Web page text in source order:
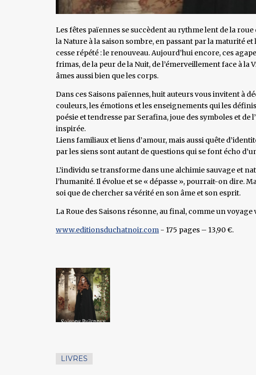
Les fêtes païennes se succèdent au rythme lent de la roue
la Nature à la saison sombre, en passant par la maturité
cesse répété : le renouveau. Aujourd’hui encore, ces
frimas, de la peur de la Nuit, de l’émerveillement face à la
âmes aussi bien que les corps.
Dans ces Saisons païennes, huit auteurs vous invitent à
couleurs, les émotions et les enseignements qui les
poésie et tendresse par Serafina, joue des symboles et de
inspirée.
Liens familiaux et liens d’amour, mais aussi quête
par les siens sont autant de questions qui se font écho
L’individu se transforme dans une alchimie sauvage et
l’humanité. Il évolue et se « dépasse », pourrait-on dire.
soi que de chercher sa vérité en son âme et son esprit.
La Roue des Saisons résonne, au final, comme un voyage
www.editionsduchatnoir.com - 175 pages – 13,90 €.
LIVRES